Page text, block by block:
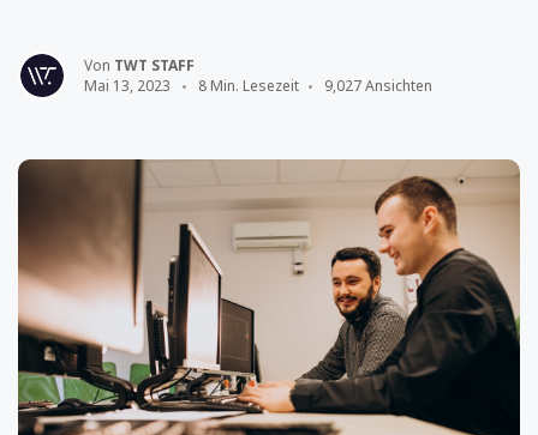
Von TWT STAFF
Mai 13, 2023
8 Min. Lesezeit 9,027 Ansichten